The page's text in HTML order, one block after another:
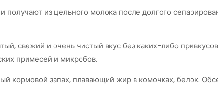
получают из цельного молока после долгого
свежий и очень чистый вкус без каких-либо
примесей и микробов.
кормовой запах, плавающий жир в комочках, белок.